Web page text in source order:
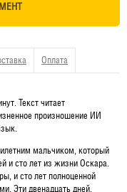
Оплата
Текст читает
произношение ИИ
мальчиком, который
и сто лет из жизни Оскара.
и сто лет полноценной
Эти двенадцать дней,